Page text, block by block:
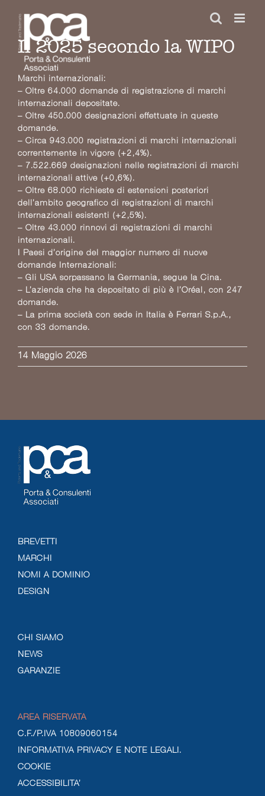
contenuto
Il 2025 secondo la WIPO
Marchi internazionali:
– Oltre 64.000 domande di registrazione di marchi
internazionali depositate.
– Oltre 450.000 designazioni effettuate in queste
domande.
– Circa 943.000 registrazioni di marchi internazionali
correntemente in vigore (+2,4%).
– 7.522.669 designazioni nelle registrazioni di marchi
internazionali attive (+0,6%).
– Oltre 68.000 richieste di estensioni posteriori
dell’ambito geografico di registrazioni di marchi
internazionali esistenti (+2,5%).
– Oltre 43.000 rinnovi di registrazioni di marchi
internazionali.
I Paesi d’origine del maggior numero di nuove
domande Internazionali:
– Gli USA sorpassano la Germania, segue la Cina.
– L’azienda che ha depositato di più è l’Oréal, con 247
domande.
– La prima società con sede in Italia è Ferrari S.p.A.,
con 33 domande.
14 Maggio 2026
BREVETTI
MARCHI
NOMI A DOMINIO
DESIGN
CHI SIAMO
NEWS
GARANZIE
AREA RISERVATA
C.F./P.IVA 10809060154
INFORMATIVA PRIVACY E NOTE LEGALI.
COOKIE
ACCESSIBILITA’